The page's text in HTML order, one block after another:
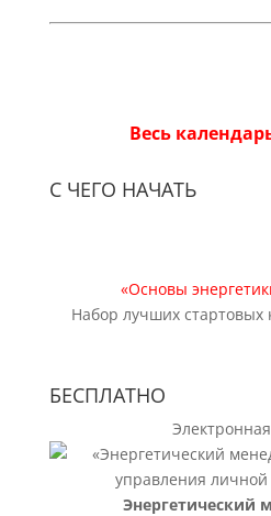
Весь
С ЧЕГО НАЧАТЬ
«Основы
Набор лучших стартовых
БЕСПЛАТНО
Энергетический